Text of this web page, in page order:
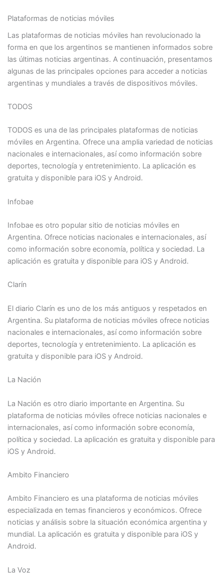
Plataformas de noticias móviles
Las plataformas de noticias móviles han revolucionado la
forma en que los argentinos se mantienen informados sobre
las últimas noticias argentinas. A continuación, presentamos
algunas de las principales opciones para acceder a noticias
argentinas y mundiales a través de dispositivos móviles.
TODOS
TODOS es una de las principales plataformas de noticias
móviles en Argentina. Ofrece una amplia variedad de noticias
nacionales e internacionales, así como información sobre
deportes, tecnología y entretenimiento. La aplicación es
gratuita y disponible para iOS y Android.
Infobae
Infobae es otro popular sitio de noticias móviles en
Argentina. Ofrece noticias nacionales e internacionales, así
como información sobre economía, política y sociedad. La
aplicación es gratuita y disponible para iOS y Android.
Clarín
El diario Clarín es uno de los más antiguos y respetados en
Argentina. Su plataforma de noticias móviles ofrece noticias
nacionales e internacionales, así como información sobre
deportes, tecnología y entretenimiento. La aplicación es
gratuita y disponible para iOS y Android.
La Nación
La Nación es otro diario importante en Argentina. Su
plataforma de noticias móviles ofrece noticias nacionales e
internacionales, así como información sobre economía,
política y sociedad. La aplicación es gratuita y disponible para
iOS y Android.
Ambito Financiero
Ambito Financiero es una plataforma de noticias móviles
especializada en temas financieros y económicos. Ofrece
noticias y análisis sobre la situación económica argentina y
mundial. La aplicación es gratuita y disponible para iOS y
Android.
La Voz